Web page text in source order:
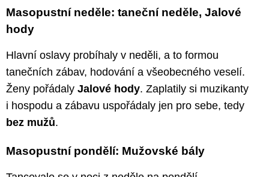
Masopustní neděle: taneční neděle, Jalové
hody
Hlavní oslavy probíhaly v neděli, a to formou
tanečních zábav, hodování a všeobecného veselí.
Ženy pořádaly Jalové hody. Zaplatily si muzikanty
i hospodu a zábavu uspořádaly jen pro sebe, tedy
bez mužů.
Masopustní pondělí: Mužovské bály